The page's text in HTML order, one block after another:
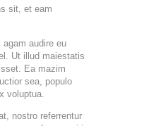
sit, et eam
audire eu
Ut illud maiestatis
Ea mazim
sea, populo
voluptua.
nostro referrentur